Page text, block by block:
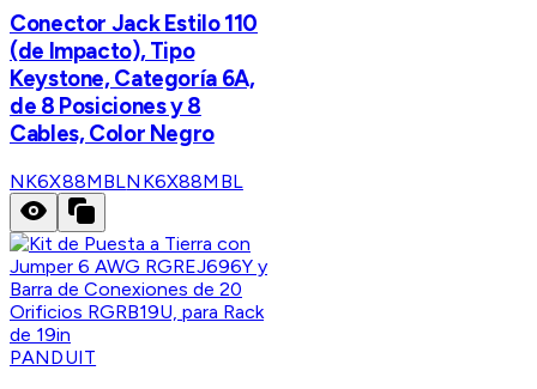
Conector Jack Estilo 110
(de Impacto), Tipo
Keystone, Categoría 6A,
de 8 Posiciones y 8
Cables, Color Negro
NK6X88MBLNK6X88MBL
PANDUIT